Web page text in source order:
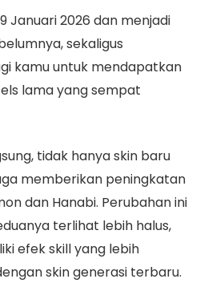
Januari 2026 dan menjadi
sekaligus
kamu untuk mendapatkan
lama yang sempat
tidak hanya skin baru
memberikan peningkatan
dan Hanabi. Perubahan ini
terlihat lebih halus,
efek skill yang lebih
skin generasi terbaru.